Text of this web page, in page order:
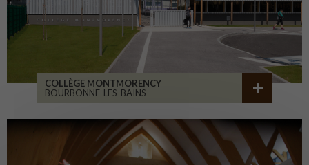
COLLÈGE MONTMORENCY
BOURBONNE-LES-BAINS